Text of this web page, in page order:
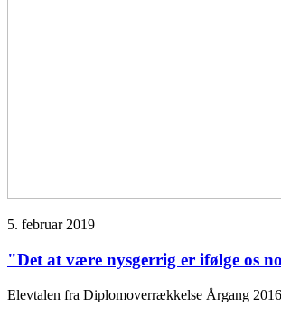
5. februar 2019
"Det at være nysgerrig er ifølge os
Elevtalen fra Diplomoverrækkelse Årgang